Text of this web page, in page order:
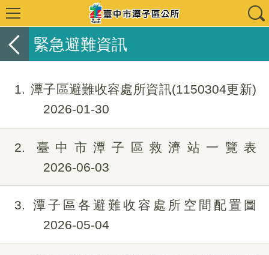
緊急避難資訊
1
潭子區避難收容處所資訊(1150304更新)
2026-01-30
2
臺中市潭子區救濟站一覽表
2026-06-03
3
潭子區各避難收容處所空間配置圖
2026-05-04